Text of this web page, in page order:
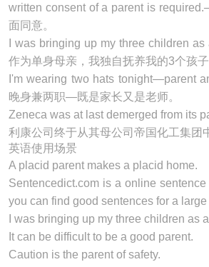
written consent of a parent is
面同意。
I was bringing up my three children as
作为单身母亲，我独自抚养我的3个孩子
I'm wearing two hats tonight—parent
晚身兼两职—既是家长又是老师。
Zeneca was at last demerged from its
利康公司终于从其母公司帝国化工集团
英语使用场景
A placid parent makes a placid home.
Sentencedict.com is a online
you can find good sentences for a
I was bringing up my three children as
It can be difficult to be a good parent.
Caution is the parent of safety.